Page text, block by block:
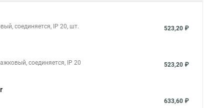
соединяется, IP 20, шт. 523,20 ₽
соединяется, IP 20 523,20 ₽
633,60 ₽